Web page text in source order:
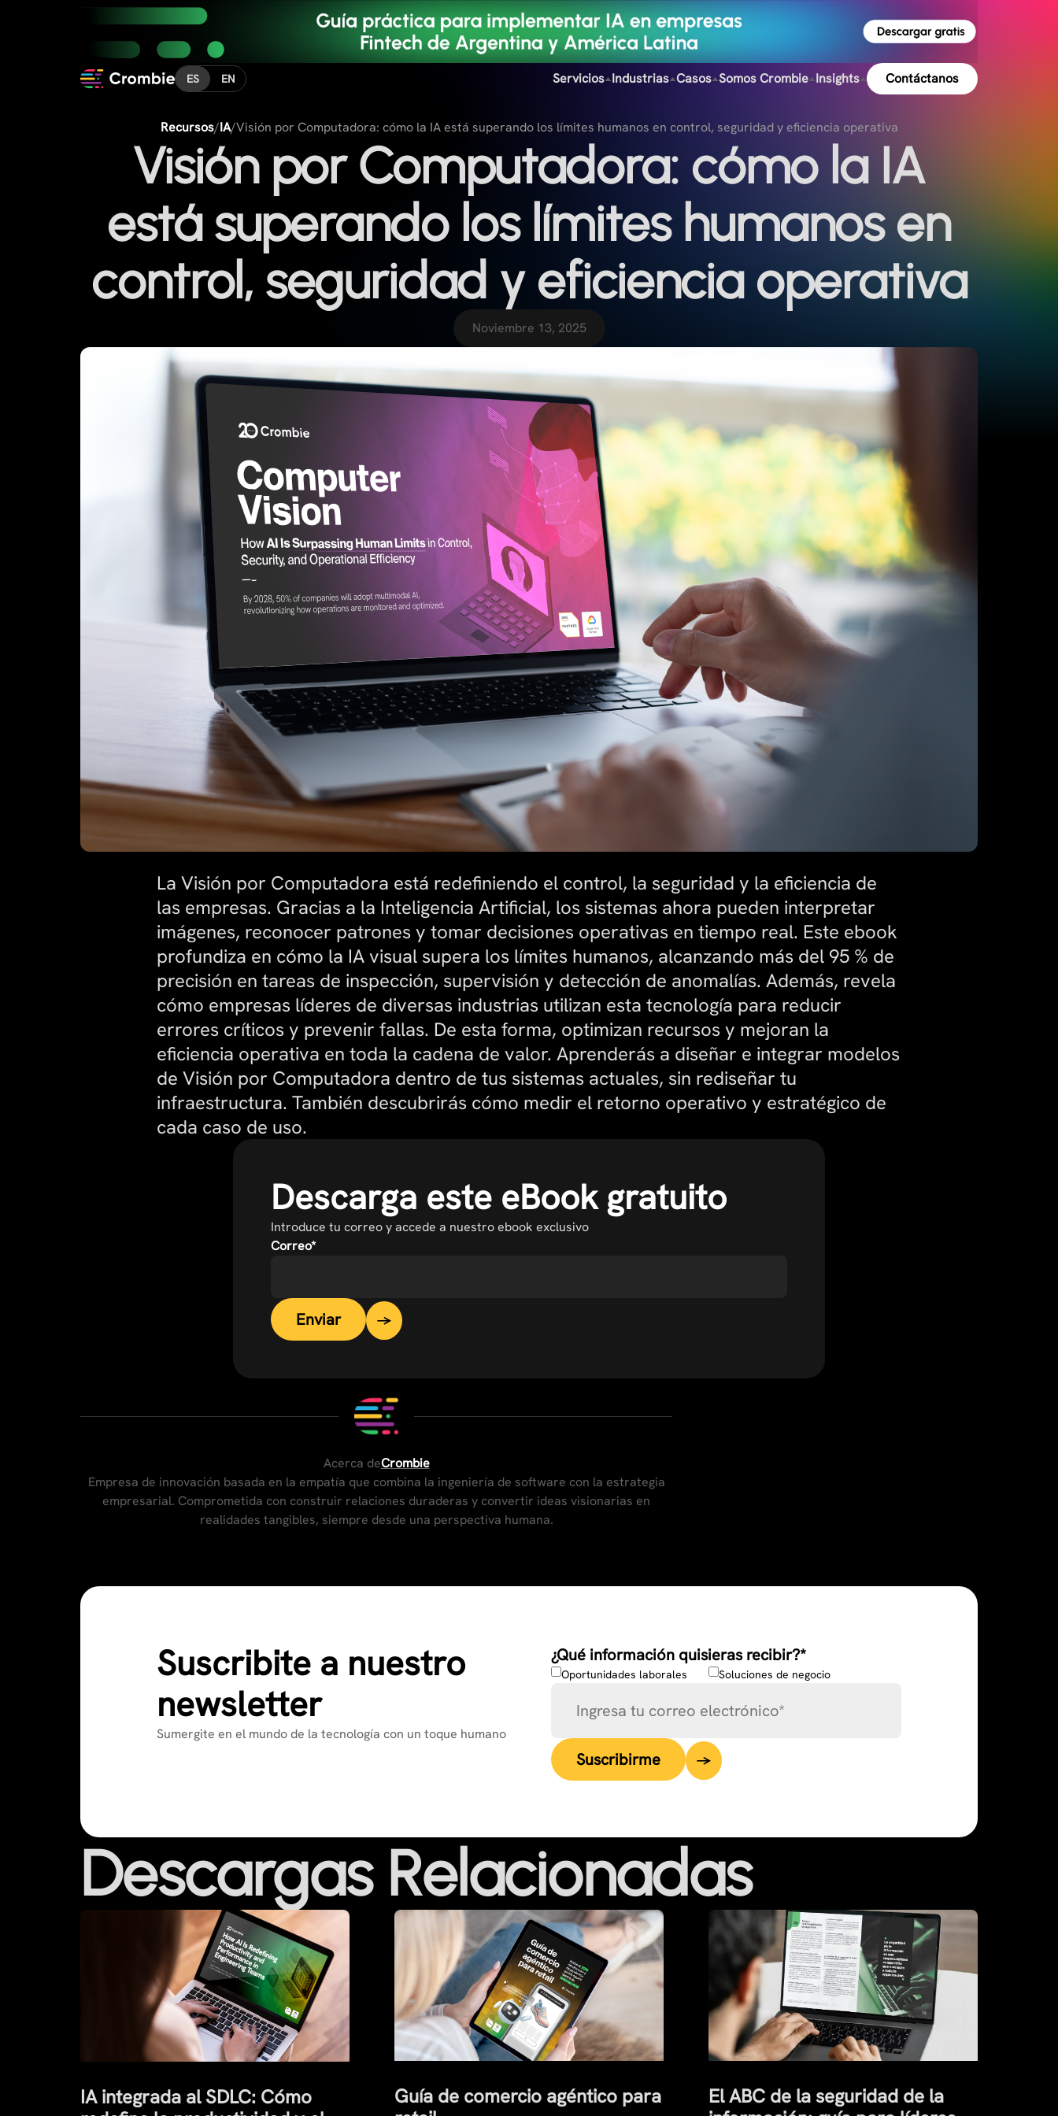
ES EN Servicios Industrias Casos Somos Crombie Insights Contáctanos
Recursos/IA/Visión por Computadora: cómo la IA está superando los límites humanos en control, seguridad y eficiencia operativa
Visión por Computadora: cómo la IA
está superando los límites humanos en
control, seguridad y eficiencia operativa
Noviembre 13, 2025
La Visión por Computadora está redefiniendo el control, la seguridad y la eficiencia de
las empresas. Gracias a la Inteligencia Artificial, los sistemas ahora pueden interpretar
imágenes, reconocer patrones y tomar decisiones operativas en tiempo real. Este ebook
profundiza en cómo la IA visual supera los límites humanos, alcanzando más del 95 % de
precisión en tareas de inspección, supervisión y detección de anomalías. Además, revela
cómo empresas líderes de diversas industrias utilizan esta tecnología para reducir
errores críticos y prevenir fallas. De esta forma, optimizan recursos y mejoran la
eficiencia operativa en toda la cadena de valor. Aprenderás a diseñar e integrar modelos
de Visión por Computadora dentro de tus sistemas actuales, sin rediseñar tu
infraestructura. También descubrirás cómo medir el retorno operativo y estratégico de
cada caso de uso.
Descarga este eBook gratuito
Introduce tu correo y accede a nuestro ebook exclusivo
Correo*
Acerca deCrombie
Empresa de innovación basada en la empatía que combina la ingeniería de software con la estrategia
empresarial. Comprometida con construir relaciones duraderas y convertir ideas visionarias en
realidades tangibles, siempre desde una perspectiva humana.
Suscribite a nuestro
newsletter
Sumergite en el mundo de la tecnología con un toque humano
¿Qué información quisieras recibir?*
Oportunidades laborales Soluciones de negocio
Descargas Relacionadas
IA integrada al SDLC: Cómo
Guía de comercio agéntico para
El ABC de la seguridad de la